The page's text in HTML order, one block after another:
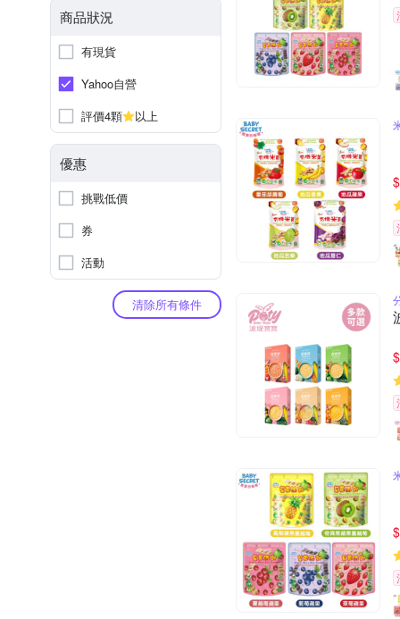
商品狀況
有現貨
Yahoo自營
評價4顆
以上
優惠
挑戰低價
券
活動
清除所有條件
$
$
$